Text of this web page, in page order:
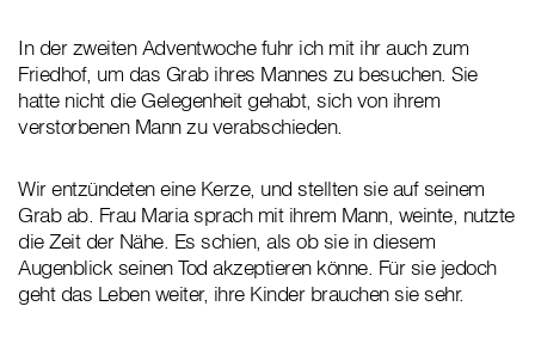
In der zweiten Adventwoche fuhr ich mit ihr auch zum
Friedhof, um das Grab ihres Mannes zu besuchen. Sie
hatte nicht die Gelegenheit gehabt, sich von ihrem
verstorbenen Mann zu verabschieden.
Wir entzündeten eine Kerze, und stellten sie auf seinem
Grab ab. Frau Maria sprach mit ihrem Mann, weinte, nutzte
die Zeit der Nähe. Es schien, als ob sie in diesem
Augenblick seinen Tod akzeptieren könne. Für sie jedoch
geht das Leben weiter, ihre Kinder brauchen sie sehr.